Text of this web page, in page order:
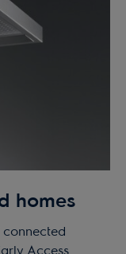
homes
Access